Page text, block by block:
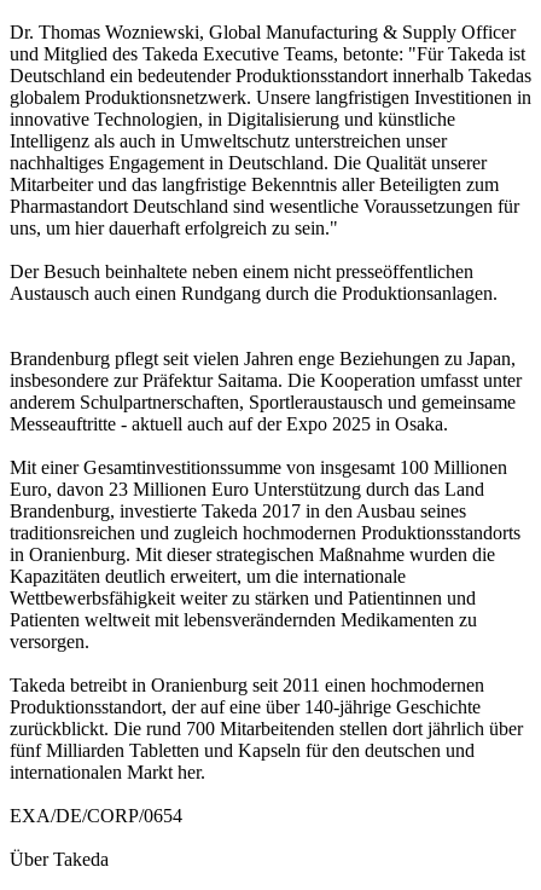
Dr. Thomas Wozniewski, Global Manufacturing & Supply Officer
und Mitglied des Takeda Executive Teams, betonte: "Für Takeda ist
Deutschland ein bedeutender Produktionsstandort innerhalb Takedas
globalem Produktionsnetzwerk. Unsere langfristigen Investitionen in
innovative Technologien, in Digitalisierung und künstliche
Intelligenz als auch in Umweltschutz unterstreichen unser
nachhaltiges Engagement in Deutschland. Die Qualität unserer
Mitarbeiter und das langfristige Bekenntnis aller Beteiligten zum
Pharmastandort Deutschland sind wesentliche Voraussetzungen für
uns, um hier dauerhaft erfolgreich zu sein."
Der Besuch beinhaltete neben einem nicht presseöffentlichen
Austausch auch einen Rundgang durch die Produktionsanlagen.
Brandenburg pflegt seit vielen Jahren enge Beziehungen zu Japan,
insbesondere zur Präfektur Saitama. Die Kooperation umfasst unter
anderem Schulpartnerschaften, Sportleraustausch und gemeinsame
Messeauftritte - aktuell auch auf der Expo 2025 in Osaka.
Mit einer Gesamtinvestitionssumme von insgesamt 100 Millionen
Euro, davon 23 Millionen Euro Unterstützung durch das Land
Brandenburg, investierte Takeda 2017 in den Ausbau seines
traditionsreichen und zugleich hochmodernen Produktionsstandorts
in Oranienburg. Mit dieser strategischen Maßnahme wurden die
Kapazitäten deutlich erweitert, um die internationale
Wettbewerbsfähigkeit weiter zu stärken und Patientinnen und
Patienten weltweit mit lebensverändernden Medikamenten zu
versorgen.
Takeda betreibt in Oranienburg seit 2011 einen hochmodernen
Produktionsstandort, der auf eine über 140-jährige Geschichte
zurückblickt. Die rund 700 Mitarbeitenden stellen dort jährlich über
fünf Milliarden Tabletten und Kapseln für den deutschen und
internationalen Markt her.
EXA/DE/CORP/0654
Über Takeda